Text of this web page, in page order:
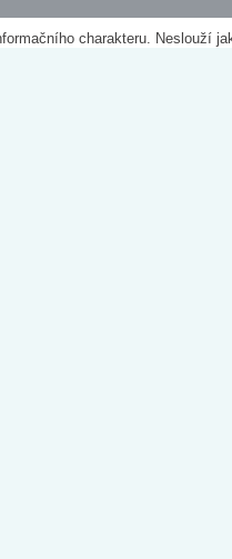
charakteru. Neslouží